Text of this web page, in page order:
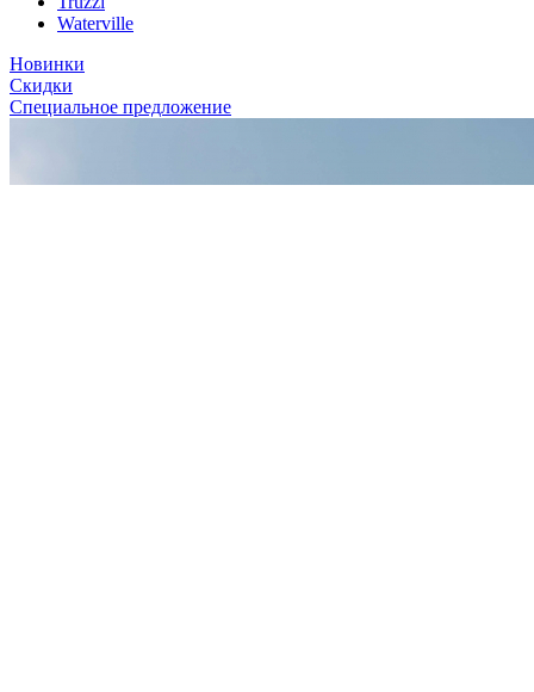
Waterville
Новинки
Скидки
Специальное предложение